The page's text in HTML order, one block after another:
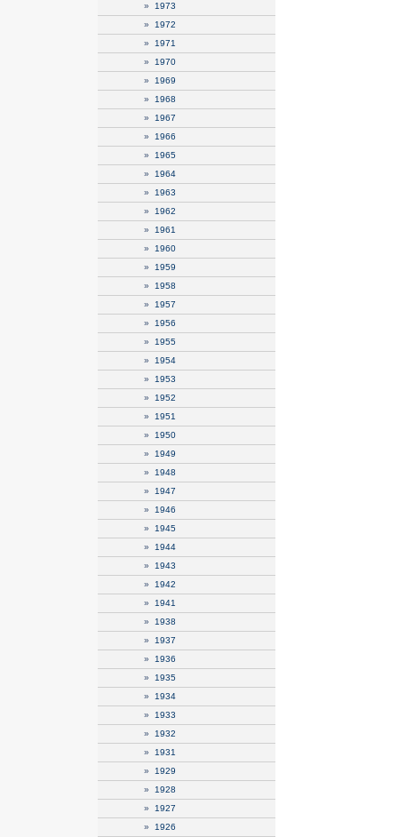
» 1973
» 1972
» 1971
» 1970
» 1969
» 1968
» 1967
» 1966
» 1965
» 1964
» 1963
» 1962
» 1961
» 1960
» 1959
» 1958
» 1957
» 1956
» 1955
» 1954
» 1953
» 1952
» 1951
» 1950
» 1949
» 1948
» 1947
» 1946
» 1945
» 1944
» 1943
» 1942
» 1941
» 1938
» 1937
» 1936
» 1935
» 1934
» 1933
» 1932
» 1931
» 1929
» 1928
» 1927
» 1926